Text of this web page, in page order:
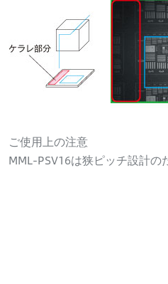
ご使用上の注意
MML-PSV16は狭ピッチ設計